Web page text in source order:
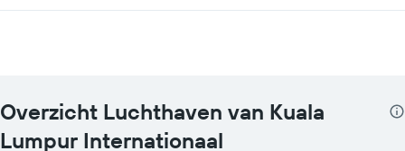
Overzicht Luchthaven van Kuala
Lumpur Internationaal